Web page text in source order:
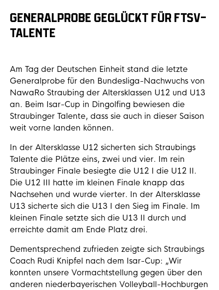
GENERALPROBE GEGLÜCKT FÜR FTSV-
TALENTE
Am Tag der Deutschen Einheit stand die letzte
Generalprobe für den Bundesliga-Nachwuchs von
NawaRo Straubing der Altersklassen U12 und U13
an. Beim Isar-Cup in Dingolfing bewiesen die
Straubinger Talente, dass sie auch in dieser Saison
weit vorne landen können.
In der Altersklasse U12 sicherten sich Straubings
Talente die Plätze eins, zwei und vier. Im rein
Straubinger Finale besiegte die U12 I die U12 II.
Die U12 III hatte im kleinen Finale knapp das
Nachsehen und wurde vierter. In der Altersklasse
U13 sicherte sich die U13 I den Sieg im Finale. Im
kleinen Finale setzte sich die U13 II durch und
erreichte damit am Ende Platz drei.
Dementsprechend zufrieden zeigte sich Straubings
Coach Rudi Knipfel nach dem Isar-Cup: „Wir
konnten unsere Vormachtstellung gegen über den
anderen niederbayerischen Volleyball-Hochburgen